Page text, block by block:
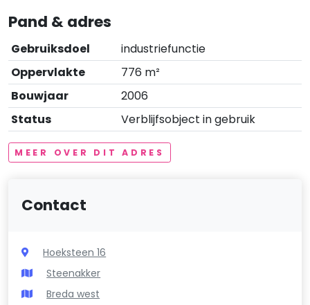
Pand & adres
Gebruiksdoel
industriefunctie
Oppervlakte
776 m²
Bouwjaar
2006
Status
Verblijfsobject in gebruik
MEER OVER DIT ADRES
Contact
Hoeksteen 16
Steenakker
Breda west